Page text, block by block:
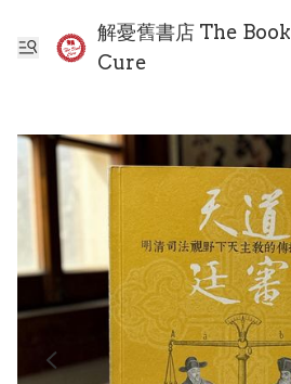
解憂舊書店 The Book
Cure